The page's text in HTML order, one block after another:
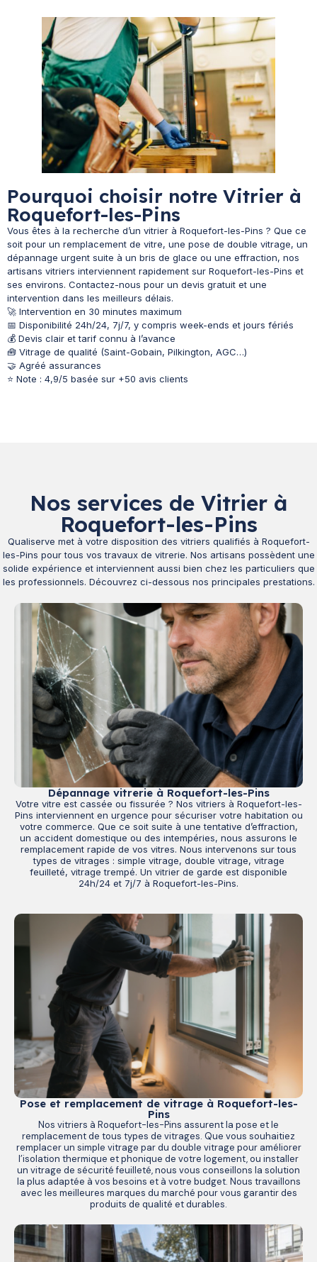
Pourquoi choisir notre Vitrier à
Roquefort-les-Pins
Vous êtes à la recherche d’un vitrier à Roquefort-les-Pins ? Que ce
soit pour un remplacement de vitre, une pose de double vitrage, un
dépannage urgent suite à un bris de glace ou une effraction, nos
artisans vitriers interviennent rapidement sur Roquefort-les-Pins et
ses environs. Contactez-nous pour un devis gratuit et une
intervention dans les meilleurs délais.
🚀 Intervention en 30 minutes maximum
📅 Disponibilité 24h/24, 7j/7, y compris week-ends et jours fériés
💰 Devis clair et tarif connu à l’avance
🧰 Vitrage de qualité (Saint-Gobain, Pilkington, AGC…)
🤝 Agréé assurances
⭐ Note : 4,9/5 basée sur +50 avis clients
Nos services de Vitrier à
Roquefort-les-Pins
Qualiserve met à votre disposition des vitriers qualifiés à Roquefort-
les-Pins pour tous vos travaux de vitrerie. Nos artisans possèdent une
solide expérience et interviennent aussi bien chez les particuliers que
les professionnels. Découvrez ci-dessous nos principales prestations.
Dépannage vitrerie à Roquefort-les-Pins
Votre vitre est cassée ou fissurée ? Nos vitriers à Roquefort-les-
Pins interviennent en urgence pour sécuriser votre habitation ou
votre commerce. Que ce soit suite à une tentative d’effraction,
un accident domestique ou des intempéries, nous assurons le
remplacement rapide de vos vitres. Nous intervenons sur tous
types de vitrages : simple vitrage, double vitrage, vitrage
feuilleté, vitrage trempé. Un vitrier de garde est disponible
24h/24 et 7j/7 à Roquefort-les-Pins.
Pose et remplacement de vitrage à Roquefort-les-
Pins
Nos vitriers à Roquefort-les-Pins assurent la pose et le
remplacement de tous types de vitrages. Que vous souhaitiez
remplacer un simple vitrage par du double vitrage pour améliorer
l’isolation thermique et phonique de votre logement, ou installer
un vitrage de sécurité feuilleté, nous vous conseillons la solution
la plus adaptée à vos besoins et à votre budget. Nous travaillons
avec les meilleures marques du marché pour vous garantir des
produits de qualité et durables.